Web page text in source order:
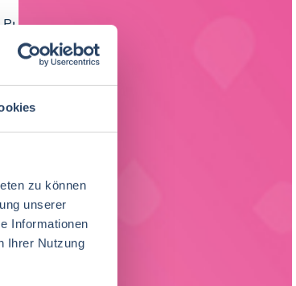
zu können
unserer
Informationen
Ihrer Nutzung
Praktikum Einkauf
Eigenmarke – Brot &
Backware (m/w/d)
Praktikum Einkauf –
Praktikum Einkauf Marke –
Getränke (m/w/d)
BESUCHER, DIE